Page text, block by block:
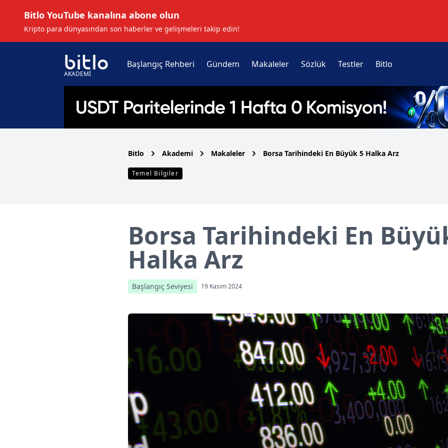
Bitlo YouTube kanalına abone olun
Kripto para dünyasından son haberler ve gelişmeleri takip edin!
AKADEMİ
Başlangıç Rehberi Gündem Makaleler Sözlük Testler Bitlo
Bitlo Akademi Makaleler Borsa Tarihindeki En Büyük 5 Halka Arz
Temel Bilgiler
Borsa Tarihindeki En
Halka Arz
Başlangıç Seviyesi 19 Kasım 2024